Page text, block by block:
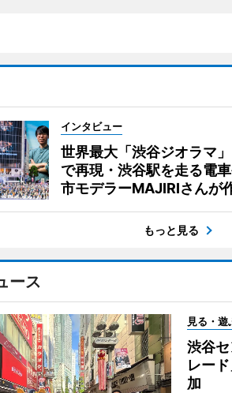
インタビュー
世界最大「渋谷ジオラマ
で再現・渋谷駅を走る電
市モデラーMAJIRIさんが
もっと見る
ース
見る・遊
渋谷
レー
加